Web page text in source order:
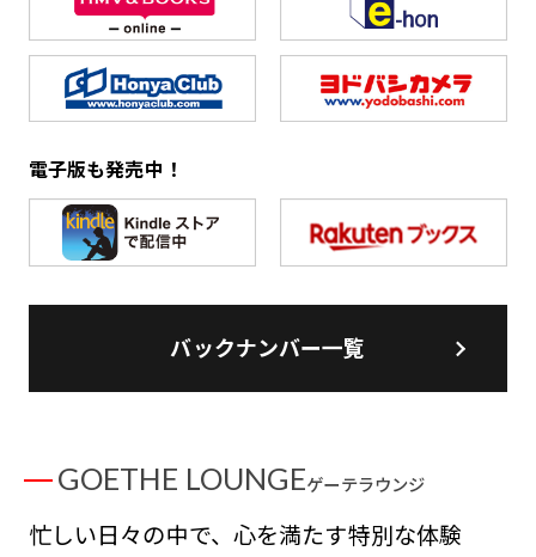
電子版も発売中！
バックナンバー一覧
GOETHE LOUNGEゲーテラウンジ
忙しい日々の中で、心を満たす特別な体験